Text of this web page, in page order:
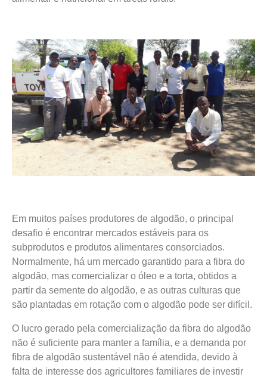
Em muitos países produtores de algodão, o principal
desafio é encontrar mercados estáveis para os
subprodutos e produtos alimentares consorciados.
Normalmente, há um mercado garantido para a fibra do
algodão, mas comercializar o óleo e a torta, obtidos a
partir da semente do algodão, e as outras culturas que
são plantadas em rotação com o algodão pode ser difícil.
O lucro gerado pela comercialização da fibra do algodão
não é suficiente para manter a família, e a demanda por
fibra de algodão sustentável não é atendida, devido à
falta de interesse dos agricultores familiares de investir